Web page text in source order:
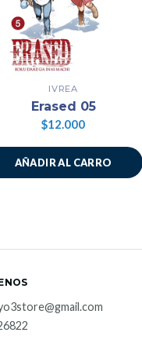
IVREA
Erased 05
$12.000
AÑADIR AL CARRO